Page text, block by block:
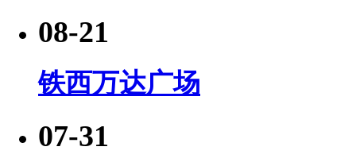
08-21
铁西万达广场
07-31